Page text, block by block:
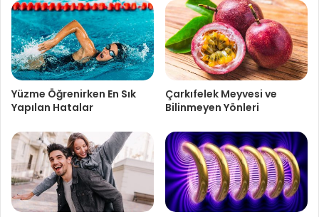
Yüzme Öğrenirken En Sık
Yapılan Hatalar
Çarkıfelek Meyvesi ve
Bilinmeyen Yönleri